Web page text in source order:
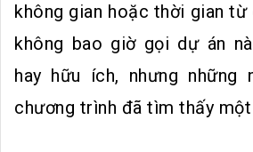
không gian hoặc thời gian từ
không bao giờ gọi dự án
hay hữu ích, nhưng những
chương trình đã tìm thấy